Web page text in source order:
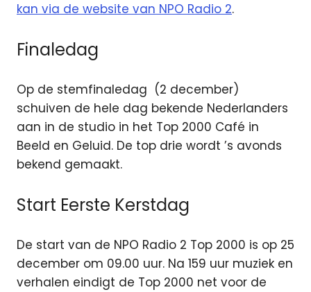
kan via de website van NPO Radio 2.
Finaledag
Op de stemfinaledag (2 december)
schuiven de hele dag bekende Nederlanders
aan in de studio in het Top 2000 Café in
Beeld en Geluid. De top drie wordt ’s avonds
bekend gemaakt.
Start Eerste Kerstdag
De start van de NPO Radio 2 Top 2000 is op 25
december om 09.00 uur. Na 159 uur muziek en
verhalen eindigt de Top 2000 net voor de